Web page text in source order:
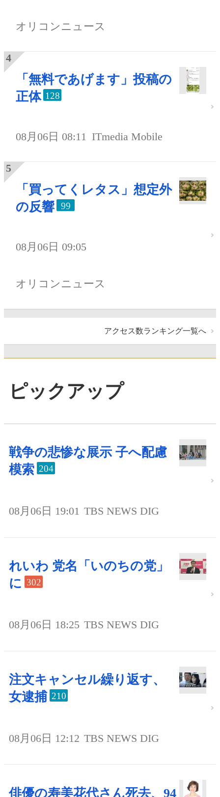
オリコンニュース
「無料であげます」投稿の
正体 128
08月06日 08:11 ITmedia Mobile
「買ってくレタス」想定外
の反響
99
08月06日 09:05
オリコンニュース
アクセス数ランキング一覧へ
ピックアップ
戦争の悲惨な展示 子へ配慮
模索 204
08月06日 19:01 TBS NEWS DIG
れいわ 党名「いのちの党」
に 302
08月06日 18:25 TBS NEWS DIG
注文キャンセル繰り返す、
女逮捕 210
08月06日 12:12 TBS NEWS DIG
俳優の寿美花代さん死去、94